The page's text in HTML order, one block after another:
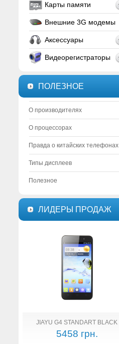
Карты памяти
Внешние 3G модемы
Аксессуары
Видеорегистраторы
ПОЛЕЗНОЕ
О производителях
О процессорах
Правда о китайских телефонах
Типы дисплеев
Полезное
ЛИДЕРЫ ПРОДАЖ
JIAYU G4 STANDART BLACK
5458 грн.